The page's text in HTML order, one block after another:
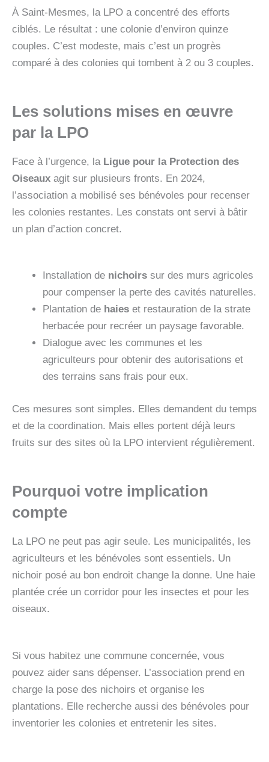
À Saint-Mesmes, la LPO a concentré des efforts
ciblés. Le résultat : une colonie d’environ quinze
couples. C’est modeste, mais c’est un progrès
comparé à des colonies qui tombent à 2 ou 3 couples.
Les solutions mises en œuvre
par la LPO
Face à l’urgence, la Ligue pour la Protection des
Oiseaux agit sur plusieurs fronts. En 2024,
l’association a mobilisé ses bénévoles pour recenser
les colonies restantes. Les constats ont servi à bâtir
un plan d’action concret.
Installation de nichoirs sur des murs agricoles
pour compenser la perte des cavités naturelles.
Plantation de haies et restauration de la strate
herbacée pour recréer un paysage favorable.
Dialogue avec les communes et les
agriculteurs pour obtenir des autorisations et
des terrains sans frais pour eux.
Ces mesures sont simples. Elles demandent du temps
et de la coordination. Mais elles portent déjà leurs
fruits sur des sites où la LPO intervient régulièrement.
Pourquoi votre implication
compte
La LPO ne peut pas agir seule. Les municipalités, les
agriculteurs et les bénévoles sont essentiels. Un
nichoir posé au bon endroit change la donne. Une haie
plantée crée un corridor pour les insectes et pour les
oiseaux.
Si vous habitez une commune concernée, vous
pouvez aider sans dépenser. L’association prend en
charge la pose des nichoirs et organise les
plantations. Elle recherche aussi des bénévoles pour
inventorier les colonies et entretenir les sites.